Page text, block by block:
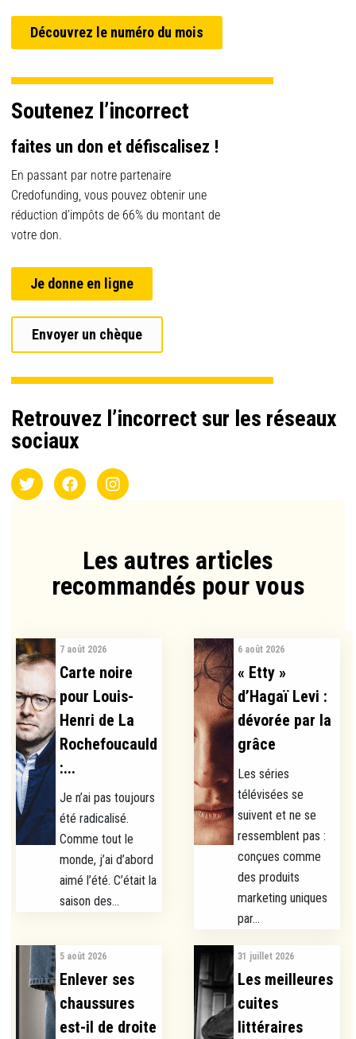
Découvrez le numéro du mois
Soutenez l’incorrect
faites un don et défiscalisez !
En passant par notre partenaire
Credofunding, vous pouvez obtenir une
réduction d’impôts de 66% du montant de
votre don.
Je donne en ligne
Envoyer un chèque
Retrouvez l’incorrect sur les réseaux
sociaux
Les autres articles
recommandés pour vous​
7 août 2026
Carte noire
pour Louis-
Henri de La
Rochefoucauld
:...
Je n’ai pas toujours
été radicalisé.
Comme tout le
monde, j’ai d’abord
aimé l’été. C’était la
saison des...
6 août 2026
« Etty »
d’Hagaï Levi :
dévorée par la
grâce
Les séries
télévisées se
suivent et ne se
ressemblent pas :
conçues comme
des produits
marketing uniques
par...
5 août 2026
Enlever ses
chaussures
est-il de droite
31 juillet 2026
Les meilleures
cuites
littéraires